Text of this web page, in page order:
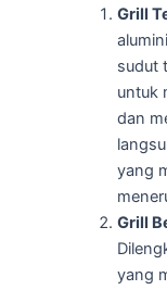
Grill
sudut
untuk
dan
yang
Grill
yang